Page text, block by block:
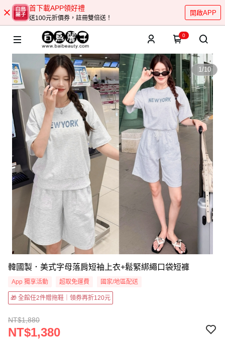
首下載APP領好禮
送100元折價券，註冊雙倍送！
開啟APP
0
1/10
韓國製．美式字母落肩短袖上衣+鬆緊綁繩口袋短褲
App 獨享活動 超取免運費 國家/地區配送
🎁 全館任2件贈拖鞋｜領券再折120元
NT$1,880
NT$1,380